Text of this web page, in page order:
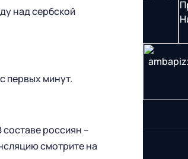
над сербской
первых минут.
россиян –
смотрите на